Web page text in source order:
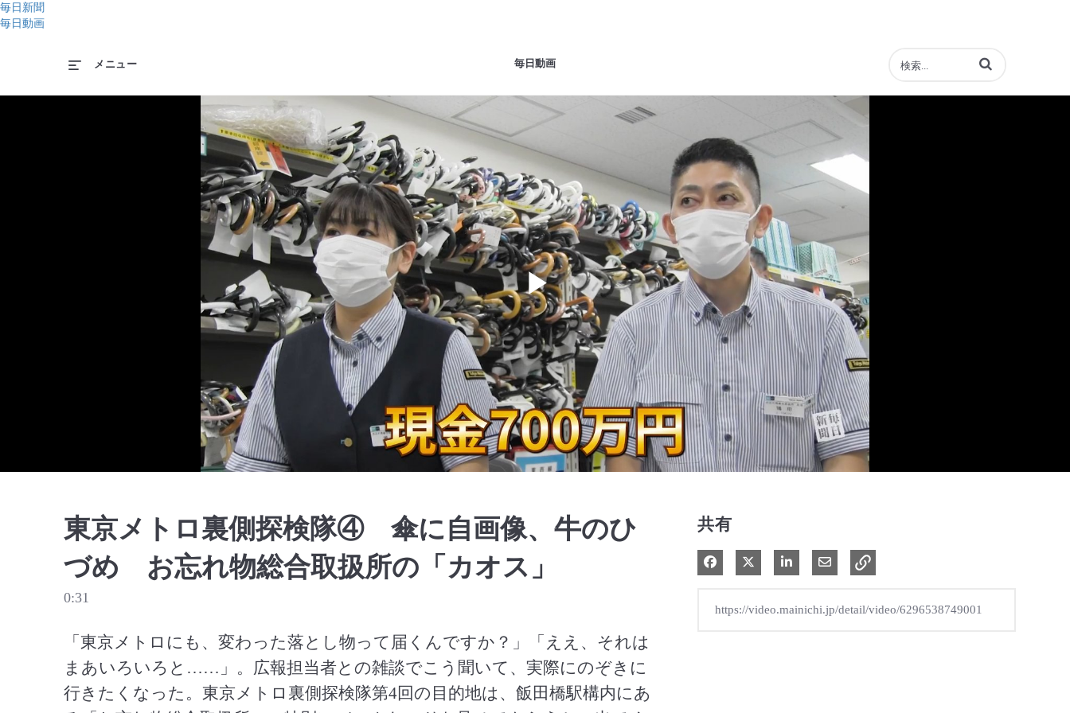
毎日新聞
毎日動画
毎日動画
メニュー 動画の検索語句を入力
Play
Video
東京メトロ裏側探検隊④ 傘に自画像、牛のひ
づめ お忘れ物総合取扱所の「カオス」
0:31
「東京メトロにも、変わった落とし物って届くんですか？」「ええ、それは
まあいろいろと……」。広報担当者との雑談でこう聞いて、実際にのぞきに
行きたくなった。東京メトロ裏側探検隊第4回の目的地は、飯田橋駅構内にあ
共有
Facebook で共有
Xで共有する
LinkedIn で共有電子メールで共有